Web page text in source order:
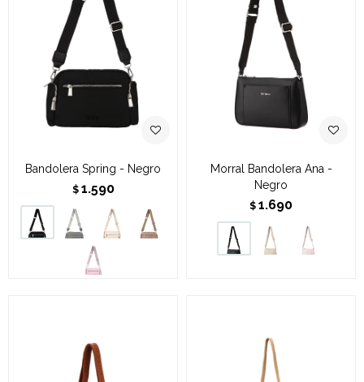
Bandolera Spring - Negro
$ 1.590
Morral Bandolera Ana -
Negro
$ 1.690